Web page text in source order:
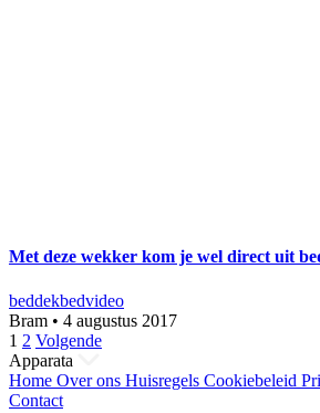
Met deze wekker kom je wel direct uit
beddekbedvideo
Bram • 4 augustus 2017
Berichten
paginering
1 2 Volgende
Apparata
Home Over ons Huisregels Cookiebeleid
Contact